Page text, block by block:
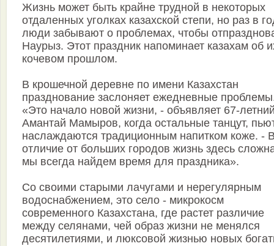
Жизнь может быть крайне трудной в некоторых
отдаленных уголках казахской степи, но раз в
люди забывают о проблемах, чтобы
Наурыз. Этот праздник напоминает казахам об
кочевом прошлом.
В крошечной деревне по имени Казахстан
празднование заслоняет ежедневные
«Это начало новой жизни, - объявляет 67-
Амантай Мамыров, когда остальные танцут,
наслаждаются традиционным напитком коже. -
отличие от больших городов жизнь здесь
мы всегда найдем время для праздника».
Со своими старыми лачугами и нерегулярным
водоснабжением, это село - микрокосм
современного Казахстана, где растет различие
между селянами, чей образ жизни не менялся
десятилетиями, и люксовой жизнью новых